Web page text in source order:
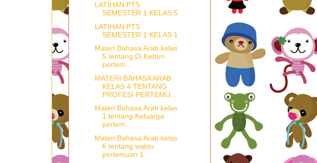
LATIHAN PTS
SEMESTER 1 KELAS 5
LATIHAN PTS
SEMESTER 1 KELAS 1
Materi Bahasa Arab kelas
5 tentang Di Kebun
pertem...
MATERI BAHASA ARAB
KELAS 4 TENTANG
PROFESI PERTEMU...
Materi Bahasa Arab kelas
1 tentang Keluarga
pertem...
Materi Bahasa Arab kelas
6 tentang waktu
pertemuan 1